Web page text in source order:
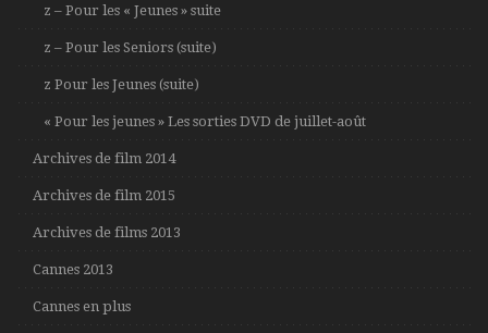
z – Pour les « Jeunes » suite
z – Pour les Seniors (suite)
z Pour les Jeunes (suite)
« Pour les jeunes » Les sorties DVD de juillet-août
Archives de film 2014
Archives de film 2015
Archives de films 2013
Cannes 2013
Cannes en plus